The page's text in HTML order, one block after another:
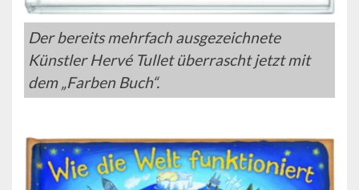
Der bereits mehrfach ausgezeichnete
Künstler Hervé Tullet überrascht jetzt mit
dem „Farben Buch“.